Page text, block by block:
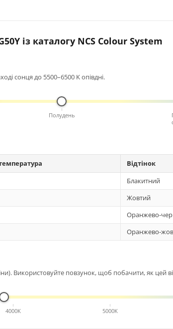
із каталогу NCS Colour System
сонця до 5500–6500 K опівдні.
Полудень
Відтінок
Блакитний
Жовтий
Оранжево-
Оранжево-
Використовуйте повзунок, щоб побачити, як цей
4000K 5000K